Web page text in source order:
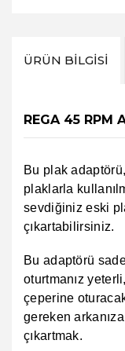
ÜRÜN BILGISI
REGA 45 RPM
Bu plak
plaklarla
sevdiğiniz eski
çıkartabilirsiniz.
Bu adaptörü
oturtmanız
çeperine
gereken
çıkartmak.